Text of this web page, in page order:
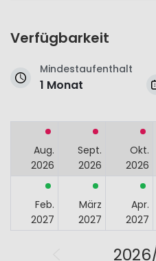
Verfügbarkeit
Mindestaufenthalt
1 Monat
Aug.
2026
Sept.
2026
Okt.
2026
Feb.
2027
März
2027
Apr.
2027